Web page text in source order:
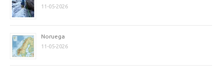
11-05-2026
Noruega
11-05-2026